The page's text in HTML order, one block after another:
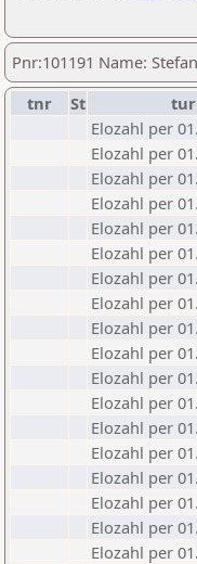
Pnr:101191 Name:
tnr
St
Elozahl per
Elozahl per
Elozahl per
Elozahl per
Elozahl per
Elozahl per
Elozahl per
Elozahl per
Elozahl per
Elozahl per
Elozahl per
Elozahl per
Elozahl per
Elozahl per
Elozahl per
Elozahl per
Elozahl per
Elozahl per